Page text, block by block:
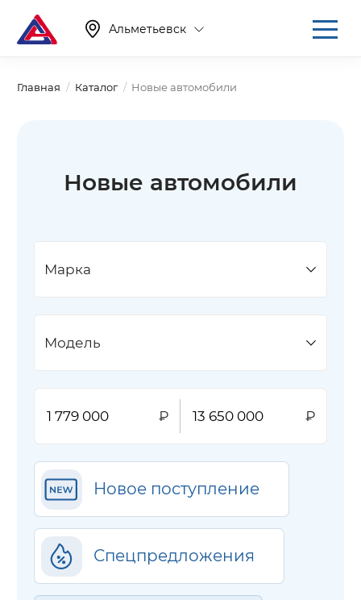
Альметьевск
Главная Каталог Новые автомобили
Новые автомобили
Марка
Модель
Новое поступление
Спецпредложения